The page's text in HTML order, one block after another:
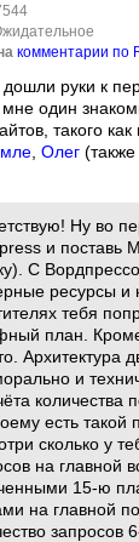
комментарии по
руки к
один
такого
Олег
Ну во
и поставь
С
ресурсы и
тебя
план.
Архитектура
и
количества
есть такой
сколько у
на главной
15-ю
на главной
запросов